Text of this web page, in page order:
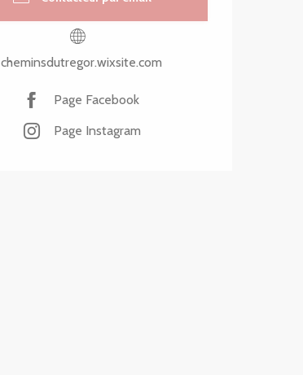
cheminsdutregor.wixsite.com
Page Facebook
Page Instagram